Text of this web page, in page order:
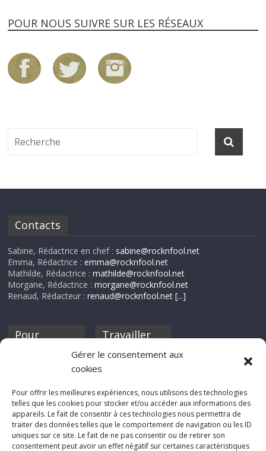
Gérer le consentement aux
cookies
Pour offrir les meilleures expériences, nous utilisons des technologies
telles que les cookies pour stocker et/ou accéder aux informations des
appareils. Le fait de consentir à ces technologies nous permettra de
traiter des données telles que le comportement de navigation ou les ID
uniques sur ce site. Le fait de ne pas consentir ou de retirer son
consentement peut avoir un effet négatif sur certaines caractéristiques
POUR NOUS SUIVRE SUR LES RÉSEAUX
Contacts
Sabine, Rédactrice en chef : sabine@rocknfool.net
Emma, Rédactrice :emma@rocknfool.net
Mathilde, Rédactrice :mathilde@rocknfool.net
Morgane, Rédactrice :morgane@rocknfool.net
Renaud, Rédacteur :renaud@rocknfool.net [...]
Pour
discothèque
Travailler
Si tu souhaites
Rocknfool, n'hésite
pas à nous envoyer
tes chroniques de
concerts, de films,
séries ou des billets